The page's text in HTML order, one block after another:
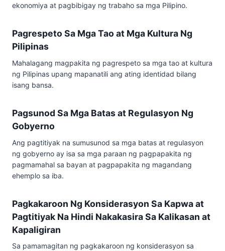
ekonomiya at pagbibigay ng trabaho sa mga Pilipino.
Pagrespeto Sa Mga Tao at Mga Kultura Ng
Pilipinas
Mahalagang magpakita ng pagrespeto sa mga tao at kultura
ng Pilipinas upang mapanatili ang ating identidad bilang
isang bansa.
Pagsunod Sa Mga Batas at Regulasyon Ng
Gobyerno
Ang pagtitiyak na sumusunod sa mga batas at regulasyon
ng gobyerno ay isa sa mga paraan ng pagpapakita ng
pagmamahal sa bayan at pagpapakita ng magandang
ehemplo sa iba.
Pagkakaroon Ng Konsiderasyon Sa Kapwa at
Pagtitiyak Na Hindi Nakakasira Sa Kalikasan at
Kapaligiran
Sa pamamagitan ng pagkakaroon ng konsiderasyon sa